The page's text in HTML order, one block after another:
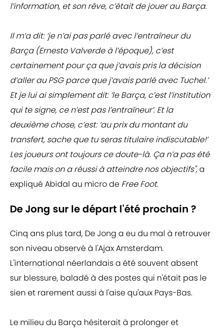
l’information, et son rêve, c’était de jouer au Barça.
Il m’a dit: ‘je n’ai pas parlé avec l’entraîneur du
Barça (Ernesto Valverde à l’époque), c’est
certainement pour ça que j’avais pris la décision
d’aller au PSG parce que j’avais parlé avec Tuchel.’
Et je lui ai simplement dit: ‘le Barça, c’est l’institution
qui te signe, ce n’est pas l’entraîneur’. Et la
deuxième chose, c’est: ‘au prix du montant du
transfert, sache que tu seras titulaire indiscutable!’
Les joueurs ont toujours ce doute-là. Ça n’a pas été
facile mais on a réussi à atteindre nos objectifs",a
expliqué Abidal au micro de Free Foot.
De Jong sur le départ l'été prochain ?
Cinq ans plus tard, De Jong a eu du mal à retrouver
son niveau observé à l'Ajax Amsterdam.
L'international néerlandais a été souvent absent
sur blessure, baladé à des postes qui n'était pas le
sien et rarement aussi à l'aise qu'aux Pays-Bas.
Le milieu du Barça hésiterait à prolonger et